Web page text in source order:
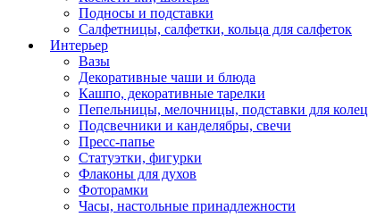
Подносы и подставки
Салфетницы, салфетки, кольца для салфеток
Интерьер
Вазы
Декоративные чаши и блюда
Кашпо, декоративные тарелки
Пепельницы, мелочницы, подставки для колец
Подсвечники и канделябры, свечи
Пресс-папье
Статуэтки, фигурки
Флаконы для духов
Фоторамки
Часы, настольные принадлежности